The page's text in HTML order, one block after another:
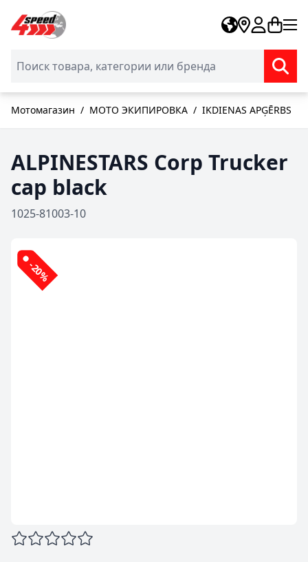
Skip to Content
Мотомагазин / МОТО ЭКИПИРОВКА / IKDIENAS APĢĒRBS
ALPINESTARS Corp Trucker
cap black
1025-81003-10
-20%